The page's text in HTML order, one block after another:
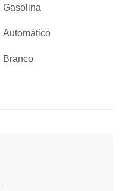
Gasolina
Automático
Branco